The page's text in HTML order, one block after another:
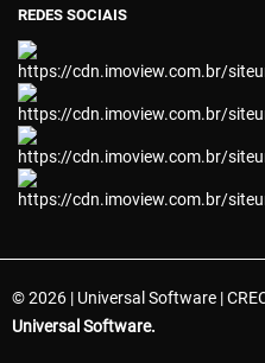
REDES SOCIAIS
© 2026 | Universal Software |
Universal Software.